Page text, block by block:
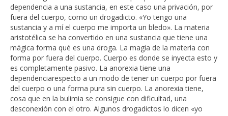
dependencia a una sustancia, en este caso una privación, por
fuera del cuerpo, como un drogadicto. «Yo tengo una
sustancia y a mí el cuerpo me importa un bledo». La materia
aristotélica se ha convertido en una sustancia que tiene una
mágica forma qué es una droga. La magia de la materia con
forma por fuera del cuerpo. Cuerpo es donde se inyecta esto y
es completamente pasivo. La anorexia tiene una
dependenciarespecto a un modo de tener un cuerpo por fuera
del cuerpo o una forma pura sin cuerpo. La anorexia tiene,
cosa que en la bulimia se consigue con dificultad, una
desconexión con el otro. Algunos drogadictos lo dicen «yo